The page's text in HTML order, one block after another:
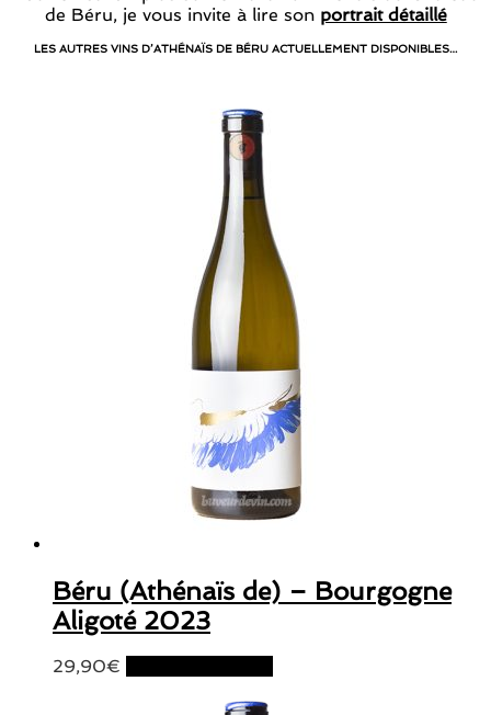
de Béru, je vous invite à lire son portrait détaillé
LES AUTRES VINS D’ATHÉNAÏS DE BÉRU ACTUELLEMENT DISPONIBLES…
Béru (Athénaïs de) – Bourgogne
Aligoté 2023
29,90€